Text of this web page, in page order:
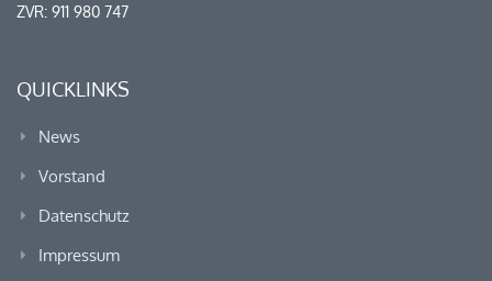
ZVR: 911 980 747
QUICKLINKS
News
Vorstand
Datenschutz
Impressum